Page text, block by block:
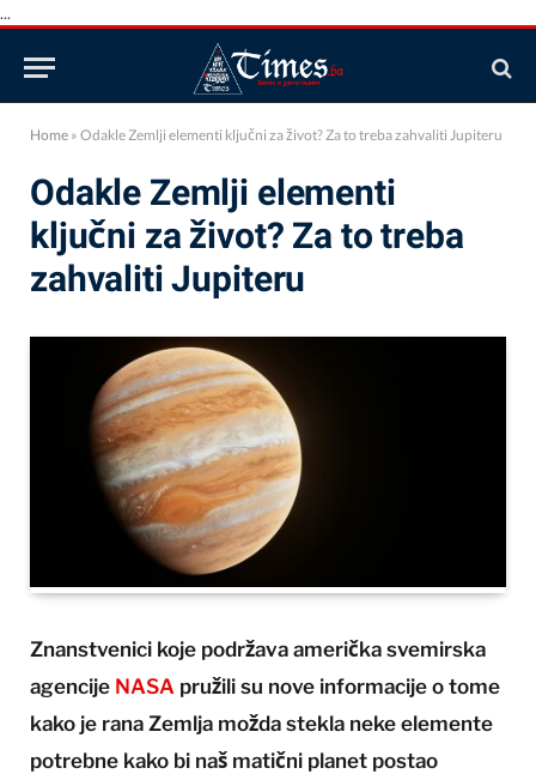
...
Home » Odakle Zemlji elementi ključni za život? Za to treba zahvaliti Jupiteru
Odakle Zemlji elementi
ključni za život? Za to treba
zahvaliti Jupiteru
Znanstvenici koje podržava američka svemirska
agencije NASA pružili su nove informacije o tome
kako je rana Zemlja možda stekla neke elemente
potrebne kako bi naš matični planet postao